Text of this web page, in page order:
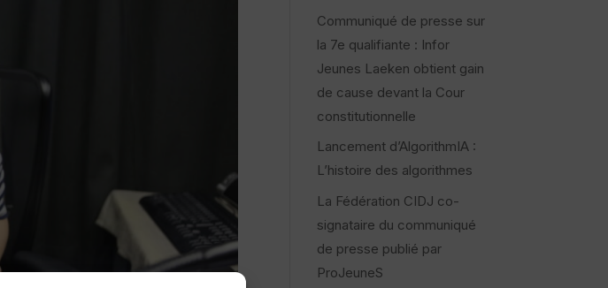
Communiqué de presse sur
la 7e qualifiante : Infor
Jeunes Laeken obtient gain
de cause devant la Cour
constitutionnelle
Lancement d’AlgorithmIA :
L’histoire des algorithmes
La Fédération CIDJ co-
signataire du communiqué
de presse publié par
ProJeuneS